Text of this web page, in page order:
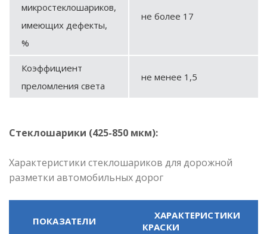
микростеклошариков,
имеющих дефекты,
%
не более 17
Коэффициент
преломления света
не менее 1,5
Стеклошарики (425-850 мкм):
Характеристики стеклошариков для дорожной
разметки автомобильных дорог
ПОКАЗАТЕЛИ
ХАРАКТЕРИСТИКИ
КРАСКИ